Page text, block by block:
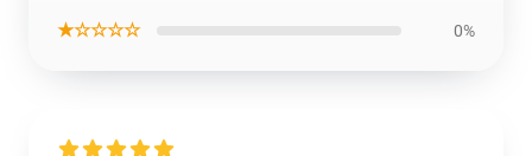
★☆☆☆☆ 0%